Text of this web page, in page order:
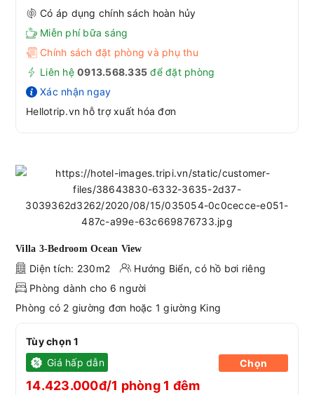
Có áp dụng chính sách hoàn hủy
Miễn phí bữa sáng
Chính sách đặt phòng và phụ thu
Liên hệ 0913.568.335 để đặt phòng
Xác nhận ngay
Hellotrip.vn hỗ trợ xuất hóa đơn
Villa 3-Bedroom Ocean View
Diện tích: 230m2
Hướng Biển, có hồ bơi riêng
Phòng dành cho 6 người
Phòng có 2 giường đơn hoặc 1 giường King
Tùy chọn 1
Giá hấp dẫn
14.423.000đ/1 phòng 1 đêm
Chọn